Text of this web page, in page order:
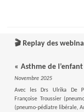
🎬 Replay des
« Asthme de
Novembre 2025
Avec les Drs Ulrika De
Françoise Troussier
(pneumo-pédiatre libérale,